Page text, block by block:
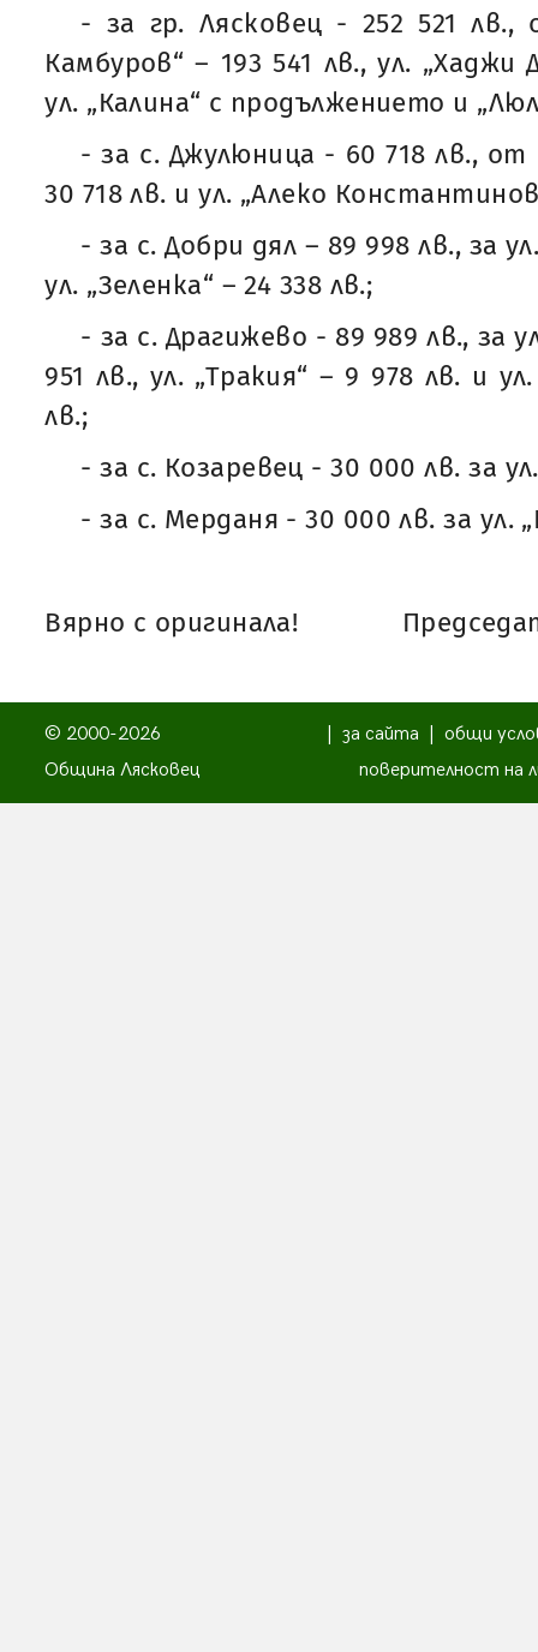
- за гр. Лясковец - 252 521
Камбуров“ – 193 541 лв., ул.
ул. „Калина“ с продължението и
- за с. Джулюница - 60 718 лв., от
30 718 лв. и ул. „Алеко
- за с. Добри дял – 89 998 лв., за
ул. „Зеленка“ – 24 338 лв.;
- за с. Драгижево - 89 989 лв., за
951 лв., ул. „Тракия“ – 9 978 лв. и
лв.;
- за с. Козаревец - 30 000 лв. за
- за с. Мерданя - 30 000 лв. за ул.
Вярно с оригинала!
© 2000-2026
Община Лясковец
за сайта
общи
поверителност на